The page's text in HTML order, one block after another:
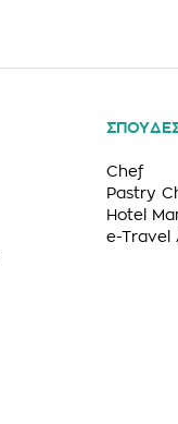
Chef
Pastry
Hotel
e-Travel